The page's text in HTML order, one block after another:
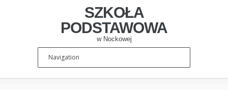
SZKOŁA
PODSTAWOWA
w Nockowej